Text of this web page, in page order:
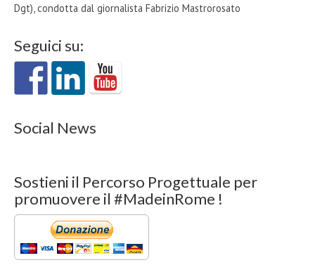
Dgt), condotta dal giornalista Fabrizio Mastrorosato
Seguici su:
Social News
Sostieni il Percorso Progettuale per
promuovere il #MadeinRome !